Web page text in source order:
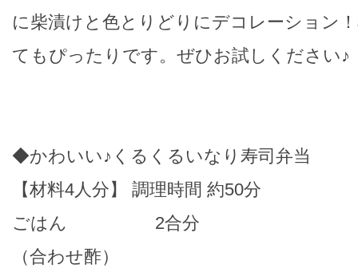
に柴漬けと色とりどりにデコレーション
てもぴったりです。ぜひお試しください♪
◆かわいい♪くるくるいなり寿司弁当
【材料4人分】 調理時間 約50分
ごはん 2合分
（合わせ酢）